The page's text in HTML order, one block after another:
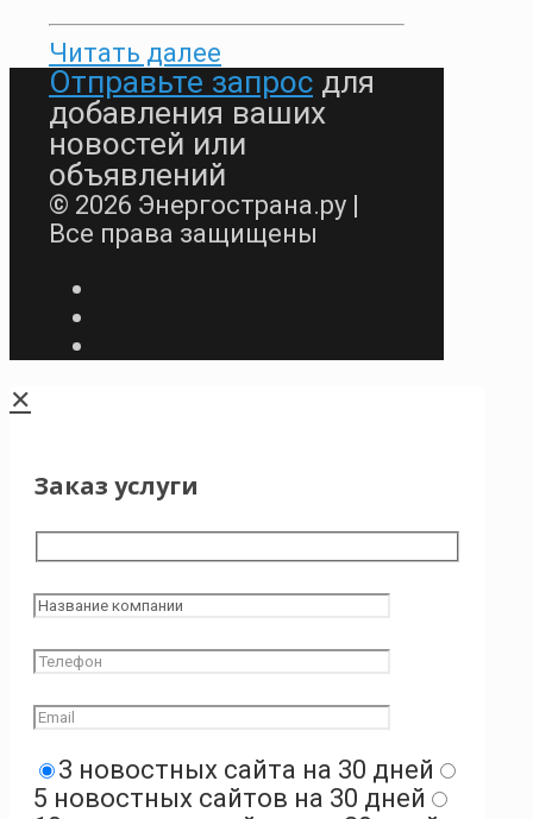
Читать далее
Отправьте запрос для
добавления ваших
новостей или
объявлений
© 2026 Энергострана.ру |
Все права защищены
✕
Заказ услуги
3 новостных сайта на 30 дней
5 новостных сайтов на 30 дней